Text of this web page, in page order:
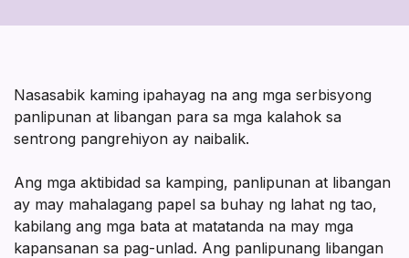
at
sa
Camping,
at
Recreational
Nasasabik kaming ipahayag na ang mga serbisyong
panlipunan at libangan para sa mga kalahok sa
sentrong pangrehiyon ay naibalik.
Ang mga aktibidad sa kamping, panlipunan at libangan
ay may mahalagang papel sa buhay ng lahat ng tao,
kabilang ang mga bata at matatanda na may mga
kapansanan sa pag-unlad. Ang panlipunang libangan